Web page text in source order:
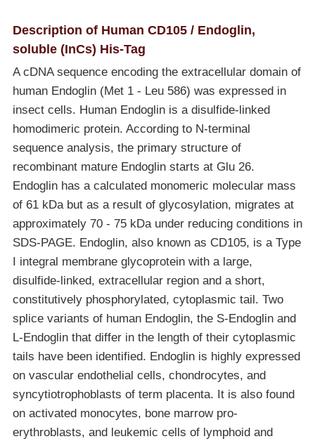
Description of Human CD105 / Endoglin,
soluble (InCs) His-Tag
A cDNA sequence encoding the extracellular domain of
human Endoglin (Met 1 - Leu 586) was expressed in
insect cells. Human Endoglin is a disulfide-linked
homodimeric protein. According to N-terminal
sequence analysis, the primary structure of
recombinant mature Endoglin starts at Glu 26.
Endoglin has a calculated monomeric molecular mass
of 61 kDa but as a result of glycosylation, migrates at
approximately 70 - 75 kDa under reducing conditions in
SDS-PAGE. Endoglin, also known as CD105, is a Type
I integral membrane glycoprotein with a large,
disulfide-linked, extracellular region and a short,
constitutively phosphorylated, cytoplasmic tail. Two
splice variants of human Endoglin, the S-Endoglin and
L-Endoglin that differ in the length of their cytoplasmic
tails have been identified. Endoglin is highly expressed
on vascular endothelial cells, chondrocytes, and
syncytiotrophoblasts of term placenta. It is also found
on activated monocytes, bone marrow pro-
erythroblasts, and leukemic cells of lymphoid and